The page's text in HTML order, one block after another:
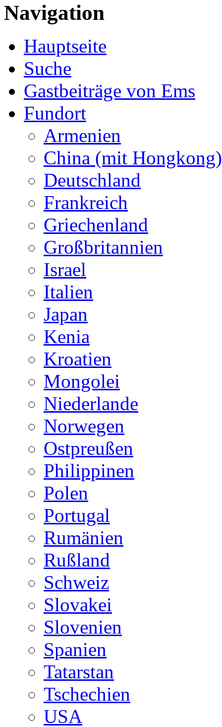
Navigation
Hauptseite
Suche
Gastbeiträge von Ems
Fundort
Armenien
China (mit Hongkong)
Deutschland
Frankreich
Griechenland
Großbritannien
Israel
Italien
Japan
Kenia
Kroatien
Mongolei
Niederlande
Norwegen
Ostpreußen
Philippinen
Polen
Portugal
Rumänien
Rußland
Schweiz
Slovakei
Slovenien
Spanien
Tatarstan
Tschechien
USA